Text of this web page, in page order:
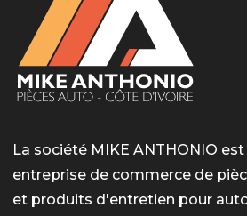
La société MIKE ANTHONIO est
entreprise de commerce de
et produits d'entretien pour